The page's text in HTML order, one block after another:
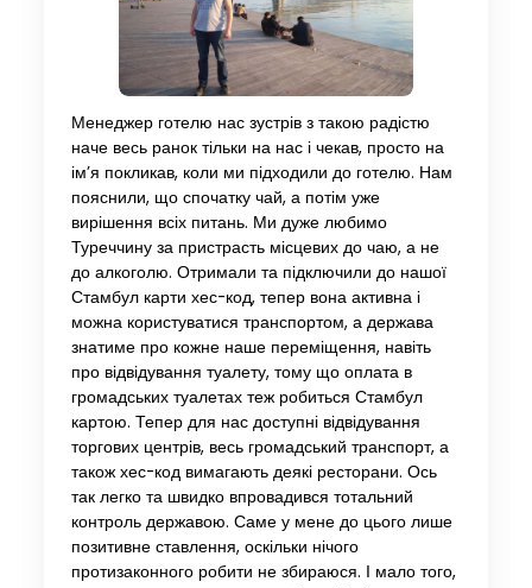
Менеджер готелю нас зустрів з такою радістю
наче весь ранок тільки на нас і чекав, просто на
ім’я покликав, коли ми підходили до готелю. Нам
пояснили, що спочатку чай, а потім уже
вирішення всіх питань. Ми дуже любимо
Туреччину за пристрасть місцевих до чаю, а не
до алкоголю. Отримали та підключили до нашої
Стамбул карти хес-код, тепер вона активна і
можна користуватися транспортом, а держава
знатиме про кожне наше переміщення, навіть
про відвідування туалету, тому що оплата в
громадських туалетах теж робиться Стамбул
картою. Тепер для нас доступні відвідування
торгових центрів, весь громадський транспорт, а
також хес-код вимагають деякі ресторани. Ось
так легко та швидко впровадився тотальний
контроль державою. Саме у мене до цього лише
позитивне ставлення, оскільки нічого
протизаконного робити не збираюся. І мало того,